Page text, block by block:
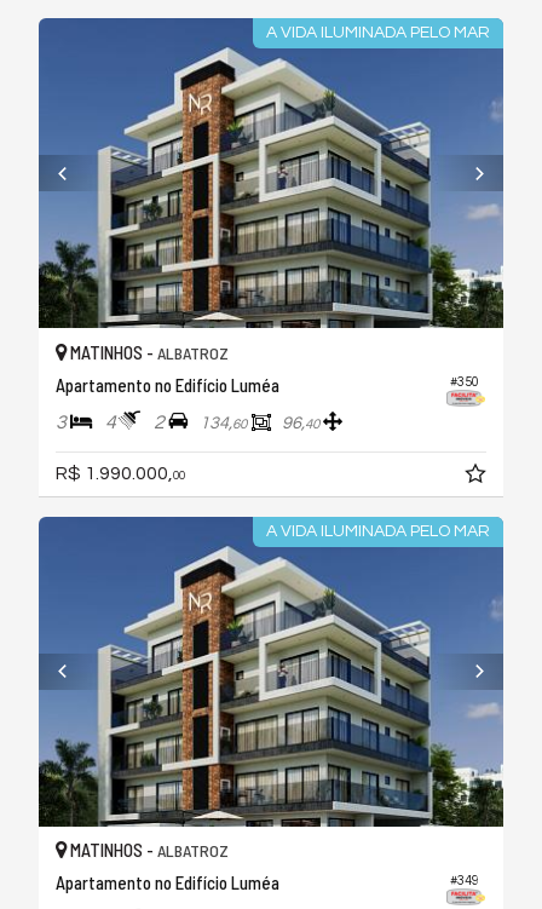
A VIDA ILUMINADA PELO MAR
#350
MATINHOS - ALBATROZ
Apartamento no Edifício Luméa
3 4 2 134,60 96,40
R$ 1.990.000, 00
A VIDA ILUMINADA PELO MAR
#349
MATINHOS - ALBATROZ
Apartamento no Edifício Luméa